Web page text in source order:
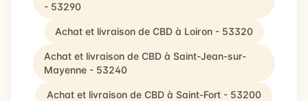
- 53290
Achat et livraison de CBD à Loiron - 53320
Achat et livraison de CBD à Saint-Jean-sur-
Mayenne - 53240
Achat et livraison de CBD à Saint-Fort - 53200